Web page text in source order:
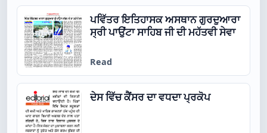
ਪਵਿੱਤਰ ਇਤਿਹਾਸਕ ਅਸਥਾਨ ਗੁਰਦੁਆਰਾ
ਸ੍ਰੀ ਪਾਉਂਟਾ ਸਾਹਿਬ ਜੀ ਦੀ ਮਹੱਤਵੀ ਸੇਵਾ
Read
ਦੇਸ ਵਿੱਚ ਕੈਂਸਰ ਦਾ ਵਧਦਾ ਪ੍ਰਕੋਪ